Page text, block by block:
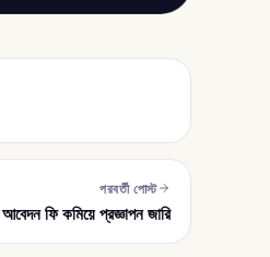
পরবর্তী পোস্ট
আবেদন ফি কমিয়ে প্রজ্ঞাপন জারি